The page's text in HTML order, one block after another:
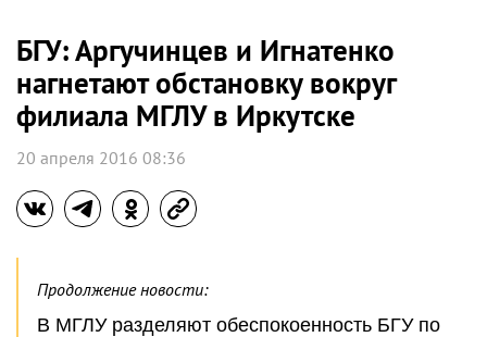
БГУ: Аргучинцев и Игнатенко
нагнетают обстановку вокруг
филиала МГЛУ в Иркутске
20 апреля 2016 08:36
Продолжение новости:
В МГЛУ разделяют обеспокоенность БГУ по